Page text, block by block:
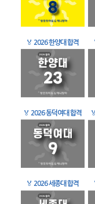
🏅 2026 한양대 합격
🏅 2026 동덕여대 합격 🏅
🏅 2026 세종대 합격